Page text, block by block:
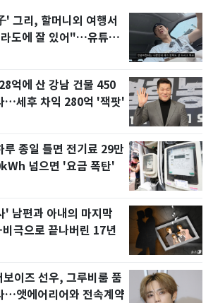
' 그리, 할머니외 여행서
도에 잘 있어"…유튜브
억에 산 강남 건물 450
…세후 차익 280억 '잭팟'
루 종일 틀면 전기료 29만
넘으면 '요금 폭탄'
' 남편과 아내의 마지막
극으로 끝나버린 17년
이즈 선우, 그루비룸 품
…앳에어리어와 전속계약